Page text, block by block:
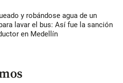
y robándose agua de un
lavar el bus: Así fue la sanción
en Medellín